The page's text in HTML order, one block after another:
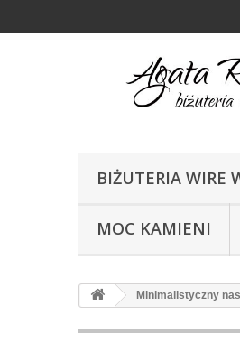
BIŻUTERIA WIRE
MOC KAMIENI
Minimalistyczny